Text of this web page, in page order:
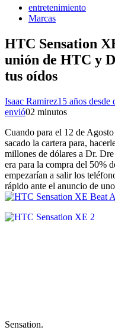
entretenimiento
Marcas
HTC Sensation
unión de HTC y
tus oídos
Isaac Ramirez15 años desde
envió02 minutos
Cuando para el 12 de
sacado la cartera para,
millones de dólares a Dr.
era para la compra del 50%
empezarían a salir los
rápido ante el anuncio de
Sensation.